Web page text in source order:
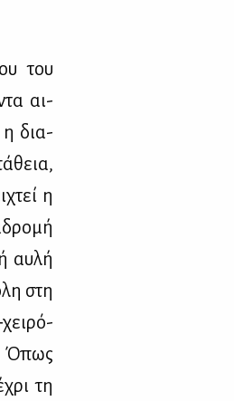
του
αι­
η δια­
η
αυ­λή
στη
Όπως
τη